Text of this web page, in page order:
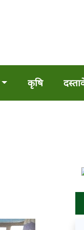
कृषि